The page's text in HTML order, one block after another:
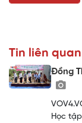
Tin liên quan
Đồng
Học